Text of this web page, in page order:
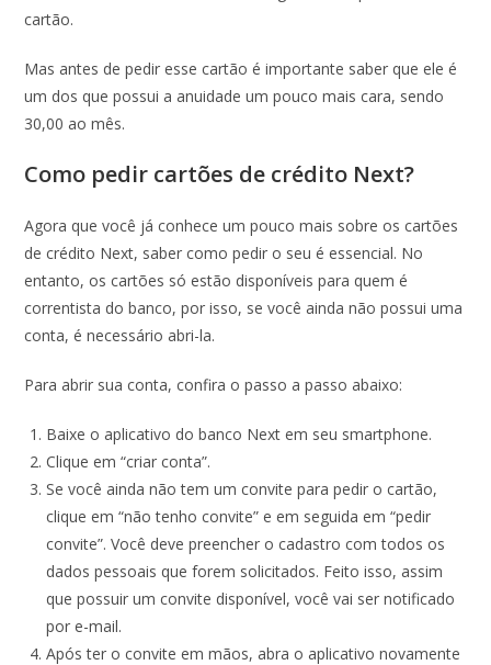
cartão.
Mas antes de pedir esse cartão é importante saber que ele é
um dos que possui a anuidade um pouco mais cara, sendo
30,00 ao mês.
Como pedir cartões de crédito Next?
Agora que você já conhece um pouco mais sobre os cartões
de crédito Next, saber como pedir o seu é essencial. No
entanto, os cartões só estão disponíveis para quem é
correntista do banco, por isso, se você ainda não possui uma
conta, é necessário abri-la.
Para abrir sua conta, confira o passo a passo abaixo:
Baixe o aplicativo do banco Next em seu smartphone.
Clique em “criar conta”.
Se você ainda não tem um convite para pedir o cartão,
clique em “não tenho convite” e em seguida em “pedir
convite”. Você deve preencher o cadastro com todos os
dados pessoais que forem solicitados. Feito isso, assim
que possuir um convite disponível, você vai ser notificado
por e-mail.
Após ter o convite em mãos, abra o aplicativo novamente